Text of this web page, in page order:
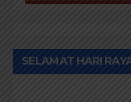
SELAMAT HARI